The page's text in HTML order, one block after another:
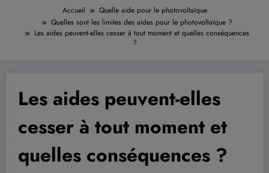
Accueil
Quelle aide pour le photovoltaïque
Quelles sont les limites des aides pour le photovoltaïque ?
Les aides peuvent-elles cesser à tout moment et quelles conséquences
?
Les aides peuvent-elles
cesser à tout moment et
quelles conséquences ?